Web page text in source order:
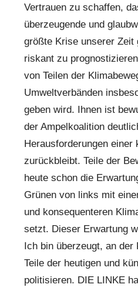
Vertrauen zu schaffen,
überzeugende und
größte Krise unserer
riskant zu
von Teilen der
Umweltverbänden
geben wird. Ihnen ist
der Ampelkoalition
Herausforderungen
zurückbleibt. Teile der
heute schon die
Grünen von links mit
und konsequenteren
setzt. Dieser Erwartung
Ich bin überzeugt, an
Teile der heutigen und
politisieren. DIE LINKE